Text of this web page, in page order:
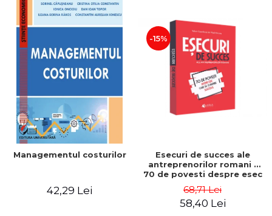
Managementul costurilor
42,29 Lei
-15%
Esecuri de succes ale
antreprenorilor romani -
70 de povesti despre esec
68,71 Lei
58,40 Lei